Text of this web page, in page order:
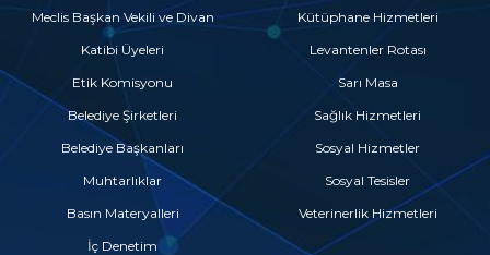
Meclis Başkan Vekili ve Divan
Katibi Üyeleri
Etik Komisyonu
Belediye Şirketleri
Belediye Başkanları
Muhtarlıklar
Basın Materyalleri
İç Denetim
Kütüphane Hizmetleri
Levantenler Rotası
Sarı Masa
Sağlık Hizmetleri
Sosyal Hizmetler
Sosyal Tesisler
Veterinerlik Hizmetleri